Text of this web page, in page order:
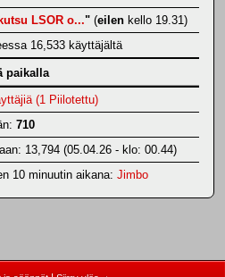
LSOR o..." (eilen kello 19.31)
16,533 käyttäjältä
paikalla
(1 Piilotettu)
710
13,794 (05.04.26 - klo: 00.44)
10 minuutin aikana: Jimbo